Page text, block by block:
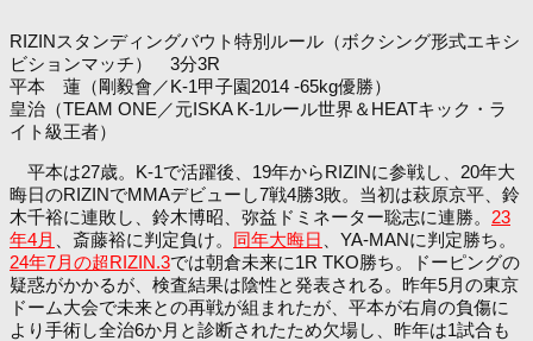
RIZINスタンディングバウト特別ルール（ボクシング形式エキシ
ビションマッチ） 3分3R
平本 蓮（剛毅會／K-1甲子園2014 -65kg優勝）
皇治（TEAM ONE／元ISKA K-1ルール世界＆HEATキック・ラ
イト級王者）
平本は27歳。K-1で活躍後、19年からRIZINに参戦し、20年大
晦日のRIZINでMMAデビューし7戦4勝3敗。当初は萩原京平、鈴
木千裕に連敗し、鈴木博昭、弥益ドミネーター聡志に連勝。 23
年4月
、斎藤裕に判定負け。 同年大晦日
、YA-MANに判定勝ち。
24年7月の超RIZIN.3では朝倉未来に1R TKO勝ち。ドーピングの
疑惑がかかるが、検査結果は陰性と発表される。昨年5月の東京
ドーム大会で未来との再戦が組まれたが、平本が右肩の負傷に
より手術し全治6か月と診断されたため欠場し、昨年は1試合も